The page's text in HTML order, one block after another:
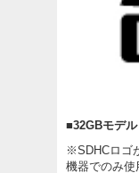
■32GBモデル
※SDHCロゴ
機器でのみ使